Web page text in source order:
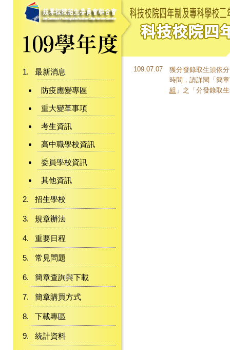
最新消息
防疫應變專區
重大變革事項
考生資訊
高中職學校資訊
委員學校資訊
其他資訊
招生學校
規章辦法
重要日程
常見問題
簡章查詢與下載
簡章購買方式
下載專區
統計資料
109.07.07
獲分發錄取生須依
時間，請詳閱「簡
組 」之「分發錄取